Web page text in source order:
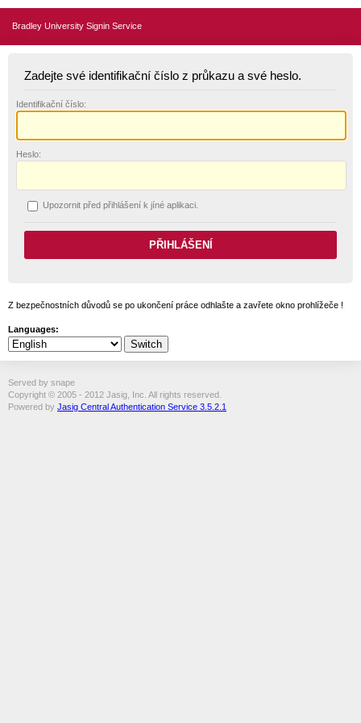
Bradley University Signin Service
Zadejte své identifikační číslo z průkazu a své heslo.
Identifikační číslo:
Heslo:
Upozornit před přihlášení k jíné aplikaci.
Z bezpečnostních důvodů se po ukončení práce odhlašte a zavřete okno prohlížeče !
Languages:
Served by snape
Copyright © 2005 - 2012 Jasig, Inc. All rights reserved.
Powered by Jasig Central Authentication Service 3.5.2.1